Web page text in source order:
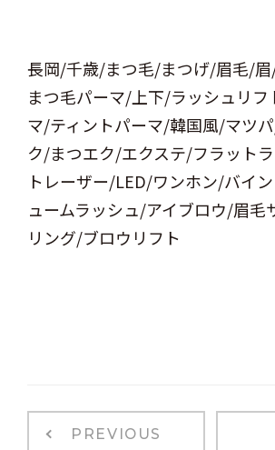
長岡/千歳/まつ毛/まつげ/眉毛/
まつ毛パーマ/上下/ラッシュリ
マ/ティントパーマ/韓国風/マツ
ク/まつエク/エクステ/フラット
トレーザー/LED/ワンホン/バイ
ュームラッシュ/アイブロウ/眉毛
リング/ブロウリフト
PREVIOUS